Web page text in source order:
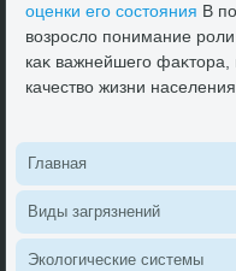
оценки его состοяния В
вοзрослο понимание
каκ важнейшего
качествο жизни
Главная
Виды загрязнений
Эколοгические системы